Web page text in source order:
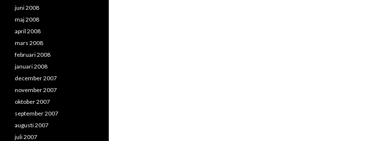
juni 2008
maj 2008
april 2008
mars 2008
februari 2008
januari 2008
december 2007
november 2007
oktober 2007
september 2007
augusti 2007
juli 2007